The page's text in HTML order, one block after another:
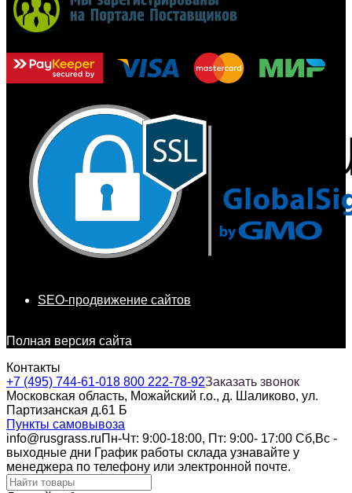
SEO-продвижение сайтов
Полная версия сайта
Контакты
+7 (495) 744-61-018 800 222-78-92Заказать звонок
Московская область, Можайский г.о., д. Шаликово, ул.
Партизанская д.61 Б
Пункты самовывоза
info@rusgrass.ruПн-Чт: 9:00-18:00, Пт: 9:00- 17:00 Сб,Вс -
выходные дни График работы склада узнавайте у
менеджера по телефону или электронной почте.